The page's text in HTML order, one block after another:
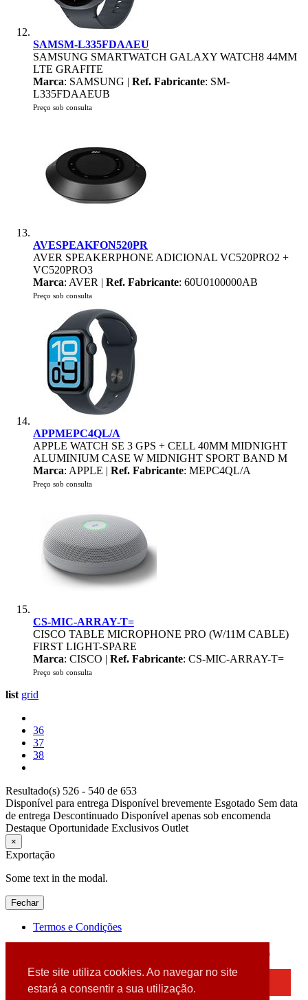
Este site utiliza cookies. Ao navegar no site
estará a consentir a sua utilização.
SAMSM-L335FDAAEU
SAMSUNG SMARTWATCH GALAXY WATCH8 44MM
LTE GRAFITE
Marca: SAMSUNG | Ref. Fabricante: SM-
L335FDAAEUB
Preço sob consulta
AVESPEAKFON520PR
AVER SPEAKERPHONE ADICIONAL VC520PRO2 +
VC520PRO3
Marca: AVER | Ref. Fabricante: 60U0100000AB
Preço sob consulta
APPMEPC4QL/A
APPLE WATCH SE 3 GPS + CELL 40MM MIDNIGHT
ALUMINIUM CASE W MIDNIGHT SPORT BAND M
Marca: APPLE | Ref. Fabricante: MEPC4QL/A
Preço sob consulta
CS-MIC-ARRAY-T=
CISCO TABLE MICROPHONE PRO (W/11M CABLE)
FIRST LIGHT-SPARE
Marca: CISCO | Ref. Fabricante: CS-MIC-ARRAY-T=
Preço sob consulta
list grid
36
37
38
Resultado(s) 526 - 540 de 653
Disponível para entrega Disponível brevemente Esgotado Sem data
de entrega Descontinuado Disponível apenas sob encomenda
Destaque Oportunidade Exclusivos Outlet
×
Exportação
Some text in the modal.
Fechar
Termos e Condições
Detectamos que está a usar um browser desatualizado